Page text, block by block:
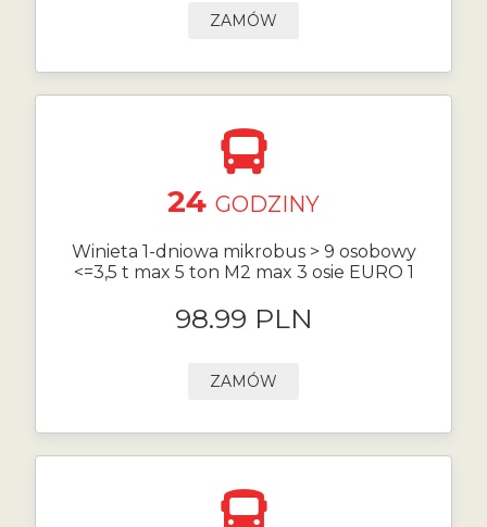
ZAMÓW
24 GODZINY
Winieta 1-dniowa mikrobus > 9 osobowy
<=3,5 t max 5 ton M2 max 3 osie EURO 1
98.99 PLN
ZAMÓW